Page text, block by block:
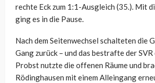
rechte Eck zum 1:1-Ausgleich (35.). Mit
ging es in die Pause.
Nach dem Seitenwechsel schalteten die
Gang zurück – und das bestrafte der
Probst nutzte die offenen Räume und
Rödinghausen mit einem Alleingang